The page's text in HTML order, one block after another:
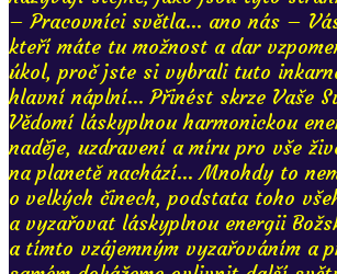
– Pracovníci světla... ano nás –
kteří máte tu možnost a dar
úkol, proč jste si vybrali tuto
hlavní náplní... Přinést skrze Vaše
Vědomí láskyplnou harmonickou
naděje, uzdravení a míru pro vše
na planetě nachází... Mnohdy to
o velkých činech, podstata toho
a vyzařovat láskyplnou energii
a tímto vzájemným vyzařováním a